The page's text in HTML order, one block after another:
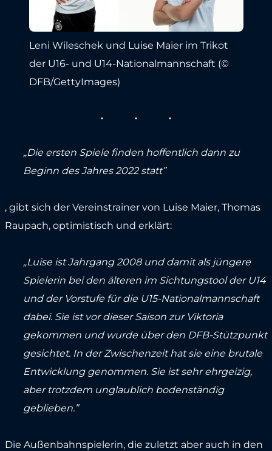
Leni Wileschek und Luise Maier im Trikot
der U16- und U14-Nationalmannschaft (©
DFB/GettyImages)
„Die ersten Spiele finden hoffentlich dann zu
Beginn des Jahres 2022 statt”
, gibt sich der Vereinstrainer von Luise Maier, Thomas
Raupach, optimistisch und erklärt:
„Luise ist Jahrgang 2008 und damit als jüngere
Spielerin bei den älteren im Sichtungstool der U14
und der Vorstufe für die U15-Nationalmannschaft
dabei. Sie ist vor dieser Saison zur Viktoria
gekommen und wurde über den DFB-Stützpunkt
gesichtet. In der Zwischenzeit hat sie eine brutale
Entwicklung genommen. Sie ist sehr ehrgeizig,
aber trotzdem unglaublich bodenständig
geblieben.”
Die Außenbahnspielerin, die zuletzt aber auch in den